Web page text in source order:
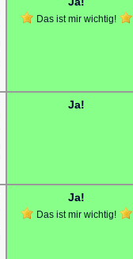
Das ist mir wichtig!
Ja!
Ja!
Das ist mir wichtig!